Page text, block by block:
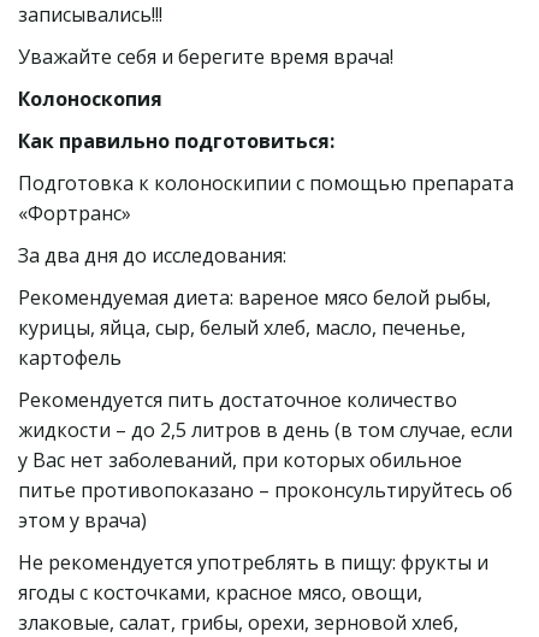
записывались!!!
Уважайте себя и берегите время врача!
Колоноскопия
Как правильно подготовиться:
Подготовка к колоноскипии с помощью препарата
«Фортранс»
За два дня до исследования:
Рекомендуемая диета: вареное мясо белой рыбы,
курицы, яйца, сыр, белый хлеб, масло, печенье,
картофель
Рекомендуется пить достаточное количество
жидкости – до 2,5 литров в день (в том случае, если
у Вас нет заболеваний, при которых обильное
питье противопоказано – проконсультируйтесь об
этом у врача)
Не рекомендуется употреблять в пищу: фрукты и
ягоды с косточками, красное мясо, овощи,
злаковые, салат, грибы, орехи, зерновой хлеб,